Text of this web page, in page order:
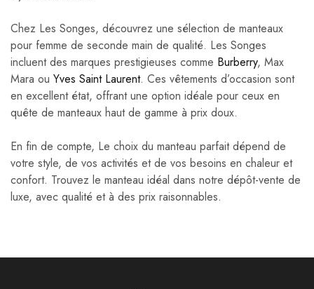
Chez Les Songes, découvrez une sélection de manteaux
pour femme de seconde main de qualité. Les Songes
incluent des marques prestigieuses comme Burberry, Max
Mara ou Yves Saint Laurent. Ces vêtements d’occasion sont
en excellent état, offrant une option idéale pour ceux en
quête de manteaux haut de gamme à prix doux.
En fin de compte, Le choix du manteau parfait dépend de
votre style, de vos activités et de vos besoins en chaleur et
confort. Trouvez le manteau idéal dans notre dépôt-vente de
luxe, avec qualité et à des prix raisonnables.